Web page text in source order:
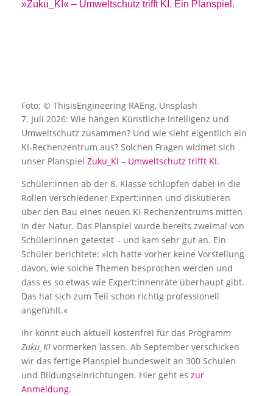
»Zuku_KI« – Umweltschutz trifft KI. Ein Planspiel.
Foto: © ThisisEngineering RAEng, Unsplash
7. Juli 2026: Wie hängen Künstliche Intelligenz und
Umweltschutz zusammen? Und wie sieht eigentlich ein
KI-Rechenzentrum aus? Solchen Fragen widmet sich
unser Planspiel Zuku_KI – Umweltschutz trifft KI.
Schüler:innen ab der 8. Klasse schlüpfen dabei in die
Rollen verschiedener Expert:innen und diskutieren
über den Bau eines neuen KI-Rechenzentrums mitten
in der Natur. Das Planspiel wurde bereits zweimal von
Schüler:innen getestet – und kam sehr gut an. Ein
Schüler berichtete: »Ich hatte vorher keine Vorstellung
davon, wie solche Themen besprochen werden und
dass es so etwas wie Expert:innenräte überhaupt gibt.
Das hat sich zum Teil schon richtig professionell
angefühlt.«
Ihr könnt euch aktuell kostenfrei für das Programm
Zuku_KI vormerken lassen. Ab September verschicken
wir das fertige Planspiel bundesweit an 300 Schulen
und Bildungseinrichtungen. Hier geht es zur
Anmeldung.